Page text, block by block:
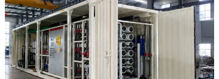
komersial, taman perindustrian dan
kemudahan perkhidmatan awam, sistem air
minuman langsung komersial yang dibungkus
ialah penyelesaian penulenan air modular
generasi baharu.